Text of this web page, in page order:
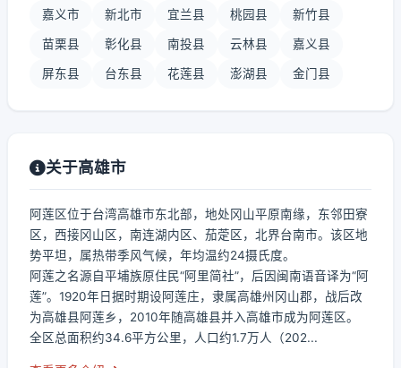
嘉义市 新北市 宜兰县 桃园县 新竹县
苗栗县 彰化县 南投县 云林县 嘉义县
屏东县 台东县 花莲县 澎湖县 金门县
关于高雄市
阿莲区位于台湾高雄市东北部，地处冈山平原南缘，东邻田寮
区，西接冈山区，南连湖内区、茄萣区，北界台南市。该区地
势平坦，属热带季风气候，年均温约24摄氏度。
阿莲之名源自平埔族原住民“阿里简社”，后因闽南语音译为“阿
莲”。1920年日据时期设阿莲庄，隶属高雄州冈山郡，战后改
为高雄县阿莲乡，2010年随高雄县并入高雄市成为阿莲区。
全区总面积约34.6平方公里，人口约1.7万人（202...